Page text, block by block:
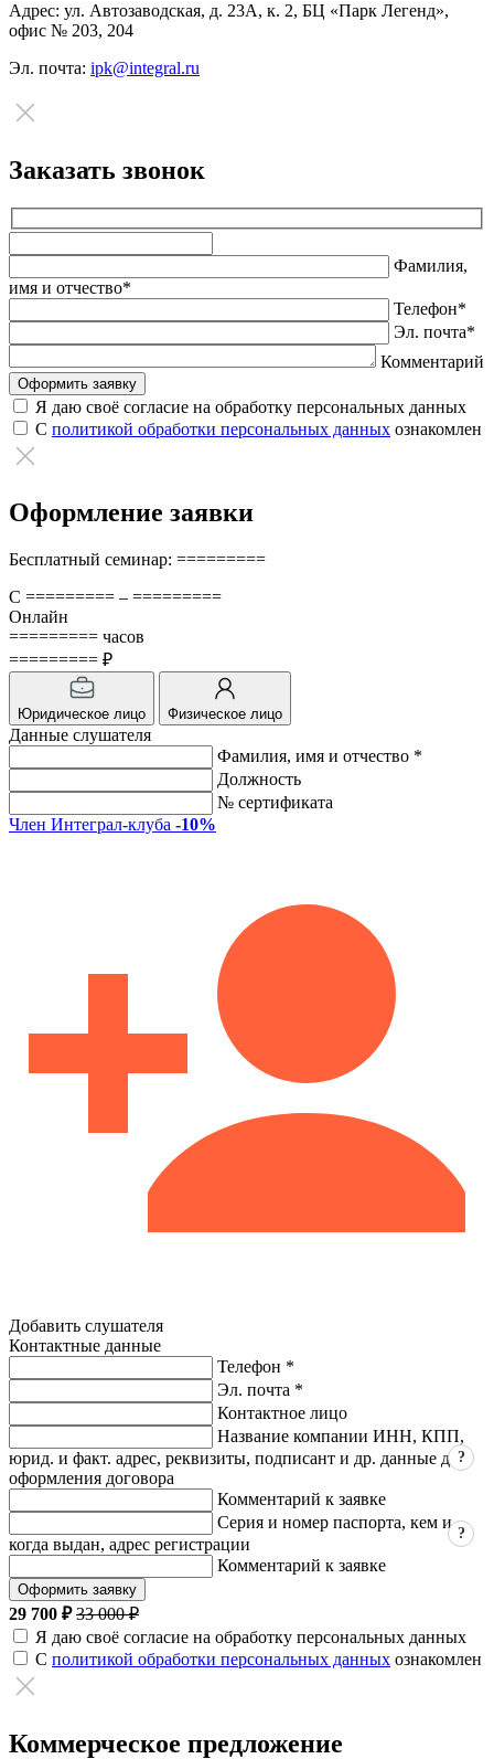
Адрес: ул. Автозаводская, д. 23А, к. 2, БЦ «Парк Легенд»,
офис № 203, 204
Эл. почта: ipk@integral.ru
Заказать звонок
это
поле
пустым.
Фамилия,
имя и отчество*
Телефон*
Эл. почта*
Комментарий
Я даю своё согласие на обработку персональных данных
С политикой обработки персональных данных ознакомлен
Оформление заявки
Бесплатный семинар: =========
С ========= – =========
Онлайн
========= часов
========= ₽
Юридическое лицо Физическое лицо
Данные слушателя
Фамилия, имя и отчество *
Должность
№ сертификата
Член Интеграл-клуба -10%
Добавить слушателя
Контактные данные
Телефон *
Эл. почта *
Контактное лицо
Название компании ИНН, КПП,
юрид. и факт. адрес, реквизиты, подписант и др. данные для
оформления договора
?
Комментарий к заявке
Серия и номер паспорта, кем и
когда выдан, адрес регистрации
?
Комментарий к заявке
Оформить заявку
29 700 ₽ 33 000 ₽
Я даю своё согласие на обработку персональных данных
С политикой обработки персональных данных ознакомлен
Коммерческое предложение